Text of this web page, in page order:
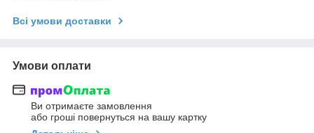
Всі умови доставки
Умови оплати
Ви отримаєте замовлення
або гроші повернуться на вашу картку